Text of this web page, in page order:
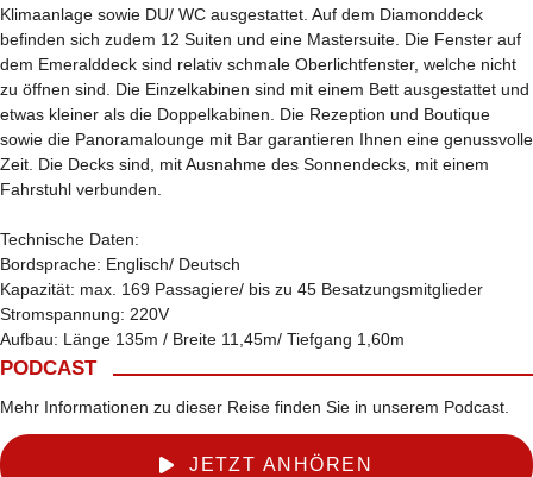
Klimaanlage sowie DU/ WC ausgestattet. Auf dem Diamonddeck
befinden sich zudem 12 Suiten und eine Mastersuite. Die Fenster auf
dem Emeralddeck sind relativ schmale Oberlichtfenster, welche nicht
zu öffnen sind. Die Einzelkabinen sind mit einem Bett ausgestattet und
etwas kleiner als die Doppelkabinen. Die Rezeption und Boutique
sowie die Panoramalounge mit Bar garantieren Ihnen eine genussvolle
Zeit. Die Decks sind, mit Ausnahme des Sonnendecks, mit einem
Fahrstuhl verbunden.
Technische Daten:
Bordsprache: Englisch/ Deutsch
Kapazität: max. 169 Passagiere/ bis zu 45 Besatzungsmitglieder
Stromspannung: 220V
Aufbau: Länge 135m / Breite 11,45m/ Tiefgang 1,60m
PODCAST
Mehr Informationen zu dieser Reise finden Sie in unserem Podcast.
JETZT ANHÖREN